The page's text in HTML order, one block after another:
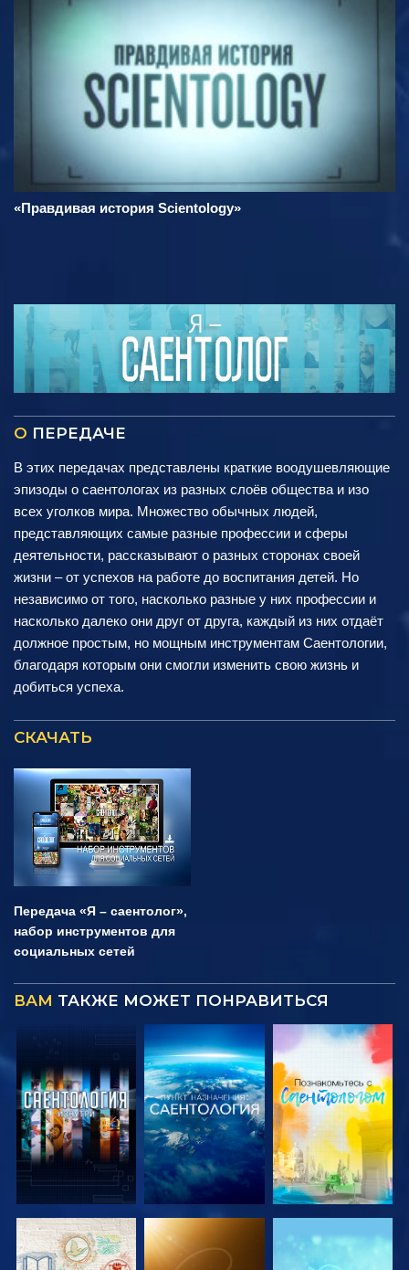
«Правдивая история Scientology»
О ПЕРЕДАЧЕ
В этих передачах представлены краткие воодушевляющие
эпизоды о саентологах из разных слоёв общества и изо
всех уголков мира. Множество обычных людей,
представляющих самые разные профессии и сферы
деятельности, рассказывают о разных сторонах своей
жизни – от успехов на работе до воспитания детей. Но
независимо от того, насколько разные у них профессии и
насколько далеко они друг от друга, каждый из них отдаёт
должное простым, но мощным инструментам Саентологии,
благодаря которым они смогли изменить свою жизнь и
добиться успеха.
СКАЧАТЬ
Передача «Я – саентолог»,
набор инструментов для
социальных сетей
ВАМ ТАКЖЕ МОЖЕТ ПОНРАВИТЬСЯ